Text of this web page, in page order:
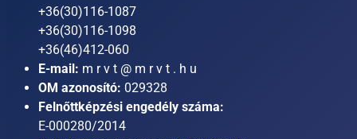
+36(30)116-1087
+36(30)116-1098
+36(46)412-060
E-mail: m r v t @ m r v t . h u
OM azonosító: 029328
Felnőttképzési engedély száma:
E-000280/2014